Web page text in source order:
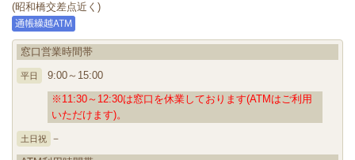
(昭和橋交差点近く)
窓口営業時間帯
平日
9:00～15:00
※11:30～12:30は窓口を休業しております(ATMはご利用
いただけます)。
土日祝
－